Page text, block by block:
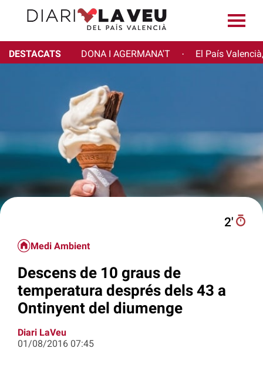
DESTACATS DONA I AGERMANA'T · El País
2′
Medi Ambient
Descens de 10 graus de
temperatura després dels 43 a
Ontinyent del diumenge
Diari LaVeu
01/08/2016 07:45